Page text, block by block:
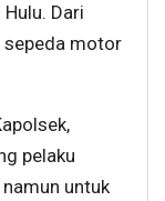
Dari
sepeda motor
pelaku
untuk